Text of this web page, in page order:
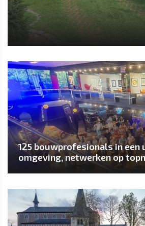
125 bouwprofesionals in een
omgeving, netwerken op